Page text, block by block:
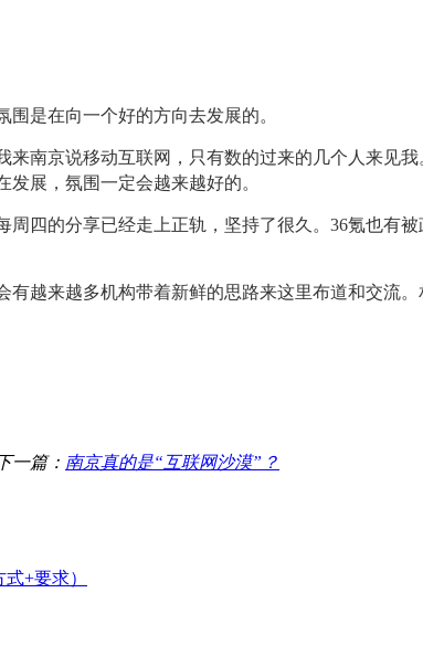
是在向一个好的方向去发展的。
京说移动互联网，只有数的过来的几个人来见
展，氛围一定会越来越好的。
的分享已经走上正轨，坚持了很久。36氪也有
来越多机构带着新鲜的思路来这里布道和交流。
一篇： 南京真的是“互联网沙漠”？
+要求）